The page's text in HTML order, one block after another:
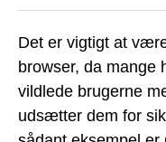
Det er vigtigt at
browser, da mange
vildlede brugerne
udsætter dem for